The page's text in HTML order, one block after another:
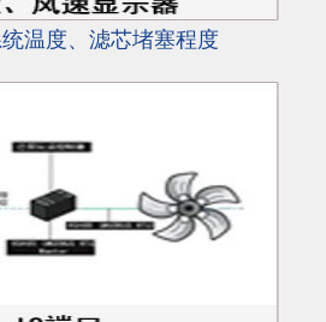
温度、滤芯堵塞程度